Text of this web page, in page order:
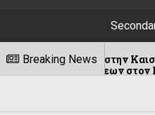
Breaking News
στην Καισαριανή από τα
στον Γράμμο για τα 80